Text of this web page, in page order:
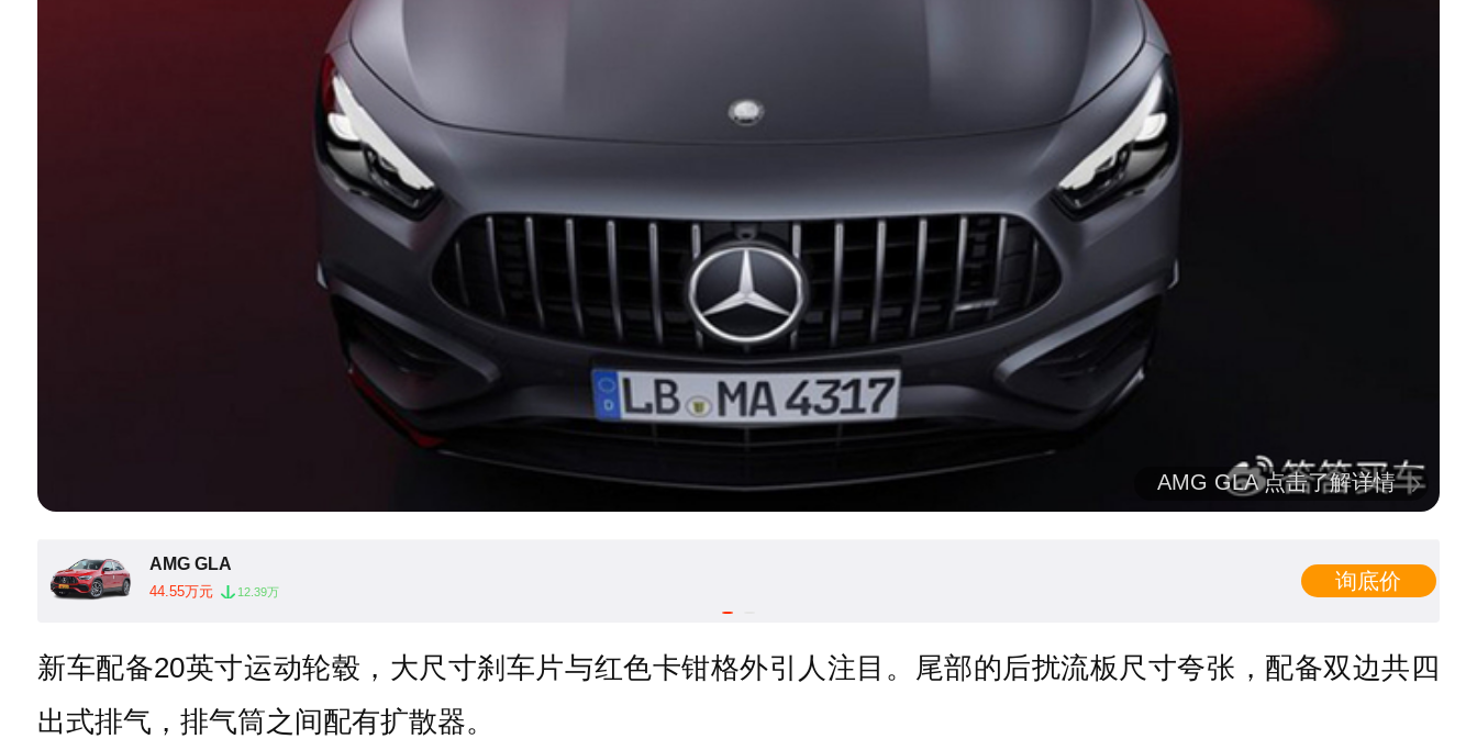
AMG GLA 点击了解详情
AMG GLA
44.55万元 12.39万 询底价
新车配备20英寸运动轮毂，大尺寸刹车片与红色卡钳格外引人注目。尾部的后扰流板尺寸夸张，配备双边共四
出式排气，排气筒之间配有扩散器。